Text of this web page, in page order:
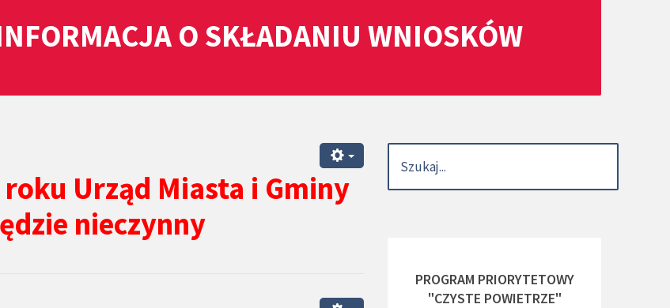
O SKŁADANIU WNIOSKÓW
Urząd Miasta i Gminy
nieczynny
PROGRAM PRIORYTETOWY
"CZYSTE POWIETRZE"